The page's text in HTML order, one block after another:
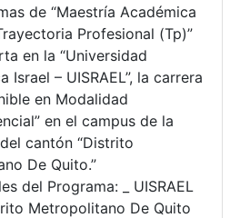
de “Maestría Académica
Profesional (Tp)”
en la “Universidad
Israel – UISRAEL”, la carrera
en Modalidad
en el campus de la
del cantón “Distrito
De Quito.”
del Programa: _ UISRAEL
Metropolitano De Quito